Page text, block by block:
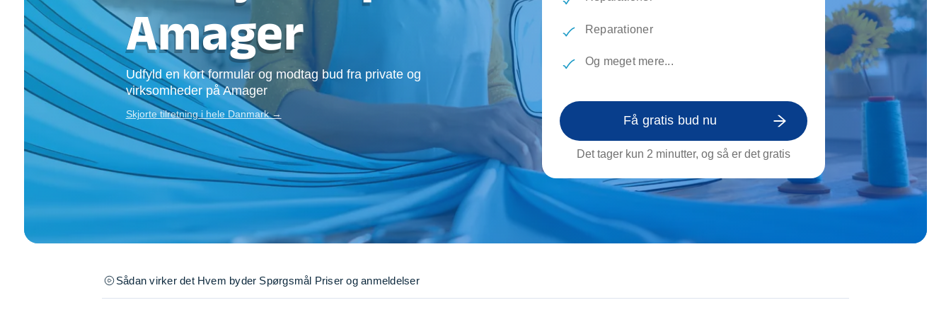
Opsætning af skillevæg
Tømrer
Transport af genstande
Tunge løft
TV installation og opsætning
Underholdning
VVS
Se alle...
Amager
Udfyld en kort formular og modtag bud fra private og
virksomheder på Amager
Skjorte tilretning i hele Danmark →
Reparationer
Og meget mere...
Få gratis bud nu
Det tager kun 2 minutter, og så er det gratis
Sådan virker det Hvem byder Spørgsmål Priser og anmeldelser